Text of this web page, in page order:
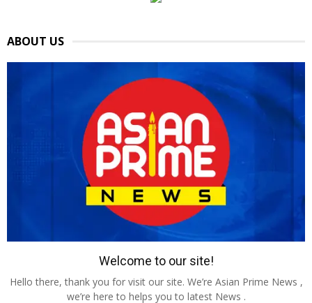
ABOUT US
Welcome to our site!
Hello there, thank you for visit our site. We’re Asian Prime News ,
we’re here to helps you to latest News .